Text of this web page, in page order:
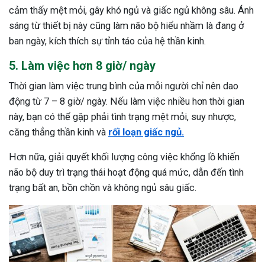
cảm thấy mệt mỏi, gây khó ngủ và giấc ngủ không sâu. Ánh
sáng từ thiết bị này cũng làm não bộ hiểu nhầm là đang ở
ban ngày, kích thích sự tỉnh táo của hệ thần kinh.
5. Làm việc hơn 8 giờ/ ngày
Thời gian làm việc trung bình của mỗi người chỉ nên dao
động từ 7 – 8 giờ/ ngày. Nếu làm việc nhiều hơn thời gian
này, bạn có thể gặp phải tình trạng mệt mỏi, suy nhược,
căng thẳng thần kinh và rối loạn giấc ngủ.
Hơn nữa, giải quyết khối lượng công việc khổng lồ khiến
não bộ duy trì trạng thái hoạt động quá mức, dẫn đến tình
trạng bất an, bồn chồn và không ngủ sâu giấc.